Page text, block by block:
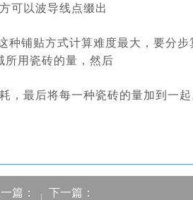
可以波导线点缀出
种铺贴方式计算难度最大，要分步
所用瓷砖的量， 然后
，最后将每一种瓷砖的量加到一起
一篇： 下一篇：